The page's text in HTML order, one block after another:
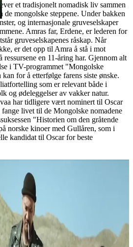
et tradisjonelt nomadisk liv sammen
de mongolske steppene. Under bakken
og internasjonale gruveselskaper
Amras far, Erdene, er lederen for
gruveselskapenes råskap. Når
er det opp til Amra å stå i mot
ressursene en 11-åring har. Gjennom alt
i TV-programmet "Mongolske
for å etterfølge farens siste ønske.
som er relevant både i
og ødeleggelser av vakker natur.
har tidligere vært nominert til Oscar
livet til de Mongolske nomadene
"Historien om den gråtende
norske kinoer med Gullåren, som i
kandidat til Oscar for beste